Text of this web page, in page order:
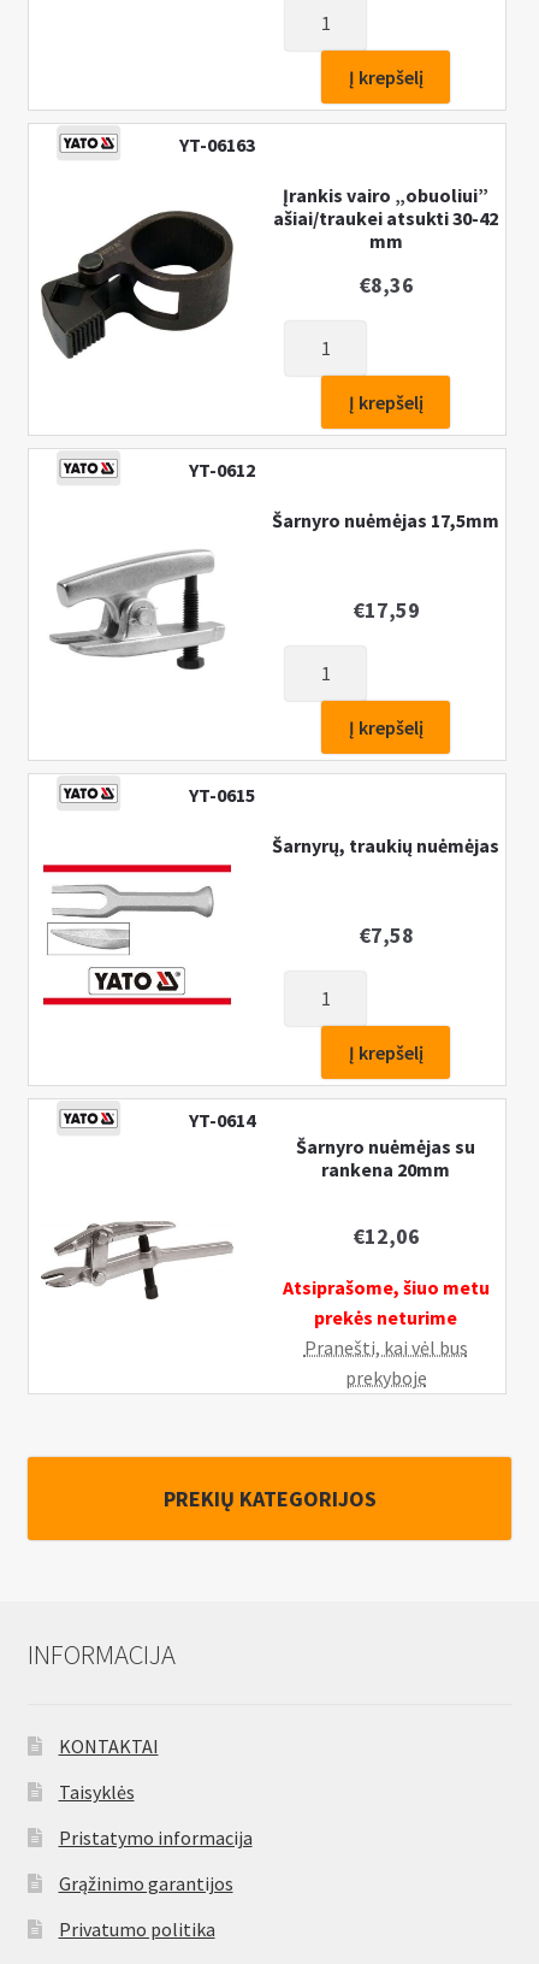
traukės/ašies
nuėmimo
rinkinys
4vnt.
Į krepšelį
YT-06163
Įrankis vairo „obuoliui”
ašiai/traukei atsukti 30-42
mm
€8,36
vairo
"obuoliui"
atsukti
Į krepšelį
YT-0612
Šarnyro nuėmėjas 17,5mm
€17,59
nuėmėjas
17,5mm
Į krepšelį
YT-0615
Šarnyrų, traukių nuėmėjas
€7,58
Šarnyrų,
traukių
nuėmėjas
Į krepšelį
YT-0614
Šarnyro nuėmėjas su
rankena 20mm
€12,06
Atsiprašome, šiuo metu
prekės neturime
Pranešti, kai vėl bus
prekyboje
PREKIŲ KATEGORIJOS
INFORMACIJA
KONTAKTAI
Taisyklės
Pristatymo informacija
Grąžinimo garantijos
Privatumo politika